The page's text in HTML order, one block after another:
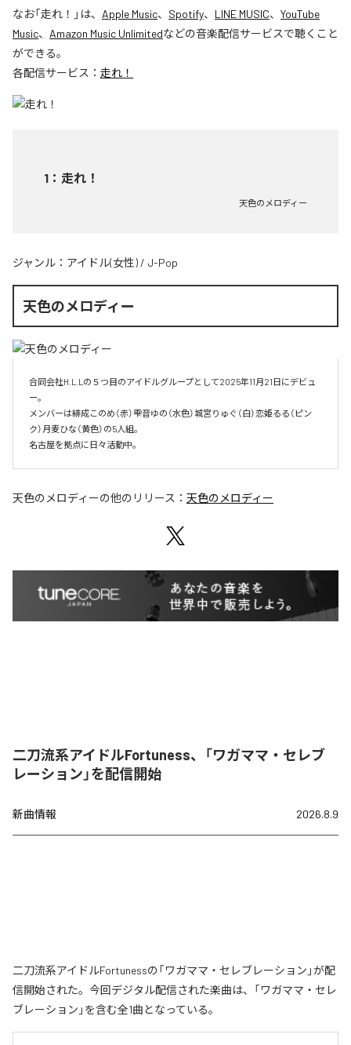
なお「走れ！ 」は、 Apple Music、 Spotify、 LINE MUSIC、 YouTube
Music、 Amazon Music Unlimitedなどの音楽配信サービスで聴くこと
ができる。
各配信サービス： 走れ！
1 ： 走れ！
天色のメロディー
ジャンル： アイドル(女性) / J-Pop
天色のメロディー
合同会社H.L.Lの５つ目のアイドルグループとして2025年11月21日にデビュ
ー。
メンバーは緋成このめ（赤）雫音ゆの（水色）城宮りゅぐ（白）恋姫るる（ピン
ク）月麦ひな（黄色）の5人組。
名古屋を拠点に日々活動中。
天色のメロディーの他のリリース： 天色のメロディー
二刀流系アイドルFortuness、「ワガママ・セレブ
レーション」を配信開始
新曲情報 2026.8.9
二刀流系アイドルFortunessの「ワガママ・セレブレーション」が配
信開始された。今回デジタル配信された楽曲は、「ワガママ・セレ
ブレーション」を含む全1曲となっている。